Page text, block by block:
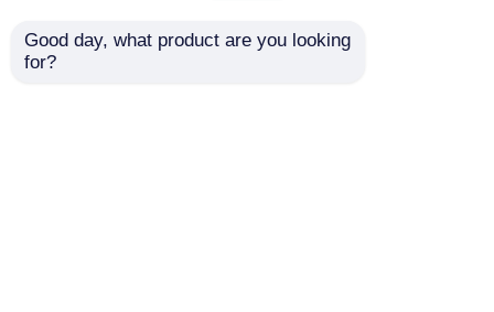
Good day, what product are you looking
for?